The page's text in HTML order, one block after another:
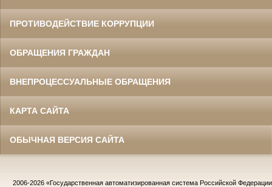
ПРОТИВОДЕЙСТВИЕ КОРРУПЦИИ
ОБРАЩЕНИЯ ГРАЖДАН
ВНЕПРОЦЕССУАЛЬНЫЕ ОБРАЩЕНИЯ
КАРТА САЙТА
ОБЫЧНАЯ ВЕРСИЯ САЙТА
2006-2026 «Государственная автоматизированная система Российской